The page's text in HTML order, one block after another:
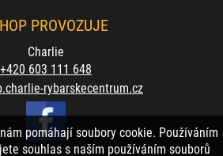
PROVOZUJE
Charlie
+420 603 111 648
rybarskecentrum.cz
pomáhají soubory cookie. Používáním
souhlas s naším používáním souborů